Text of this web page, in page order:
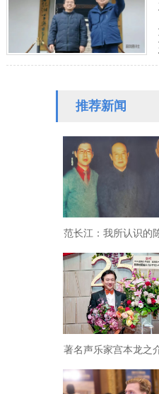
推荐新闻
范长江：我所认识的
梅与汪道涵
著名声乐家宫本龙之
乐宴在东京举行